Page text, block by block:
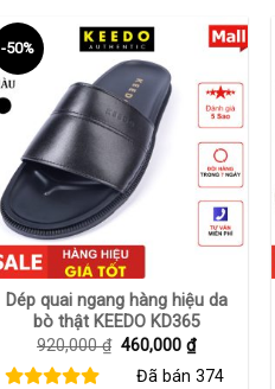
-50%
+
Dép quai ngang hàng hiệu da
bò thật KEEDO KD365
920,000₫ Giá
là:
460,000₫Giá
hiện
tại
Đã bán374